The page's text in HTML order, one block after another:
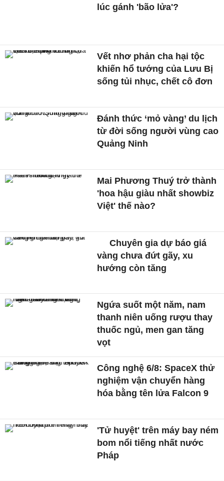
lúc gánh 'bão lửa'?
Vết nhơ phản cha hại tộc
khiến hổ tướng của Lưu Bị
sống tủi nhục, chết cô đơn
Đánh thức ‘mỏ vàng’ du lịch
từ đời sống người vùng cao
Quảng Ninh
Mai Phương Thuý trở thành
'hoa hậu giàu nhất showbiz
Việt' thế nào?
Chuyên gia dự báo giá
vàng chưa đứt gãy, xu
hướng còn tăng
Ngứa suốt một năm, nam
thanh niên uống rượu thay
thuốc ngủ, men gan tăng
vọt
Công nghệ 6/8: SpaceX thử
nghiệm vận chuyển hàng
hóa bằng tên lửa Falcon 9
'Tử huyệt' trên máy bay ném
bom nổi tiếng nhất nước
Pháp